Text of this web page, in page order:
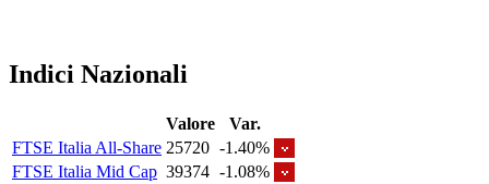
Indici Nazionali
Valore
Var.
FTSE Italia All-Share 25720 -1.40%
FTSE Italia Mid Cap 39374 -1.08%